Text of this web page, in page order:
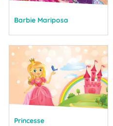
Barbie Mariposa
Princesse